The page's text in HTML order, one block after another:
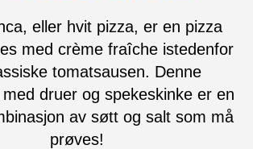
eller hvit pizza, er en pizza
med crème fraîche istedenfor
tomatsausen. Denne
druer og spekeskinke er en
av søtt og salt som må
prøves!